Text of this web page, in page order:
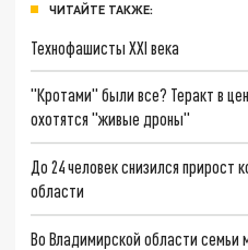
ЧИТАЙТЕ ТАКЖЕ:
Технофашисты XXI века
"Кротами" были все? Теракт в
охотятся "живые дроны"
До 24 человек снизился прирост
области
Во Владимирской области семьи